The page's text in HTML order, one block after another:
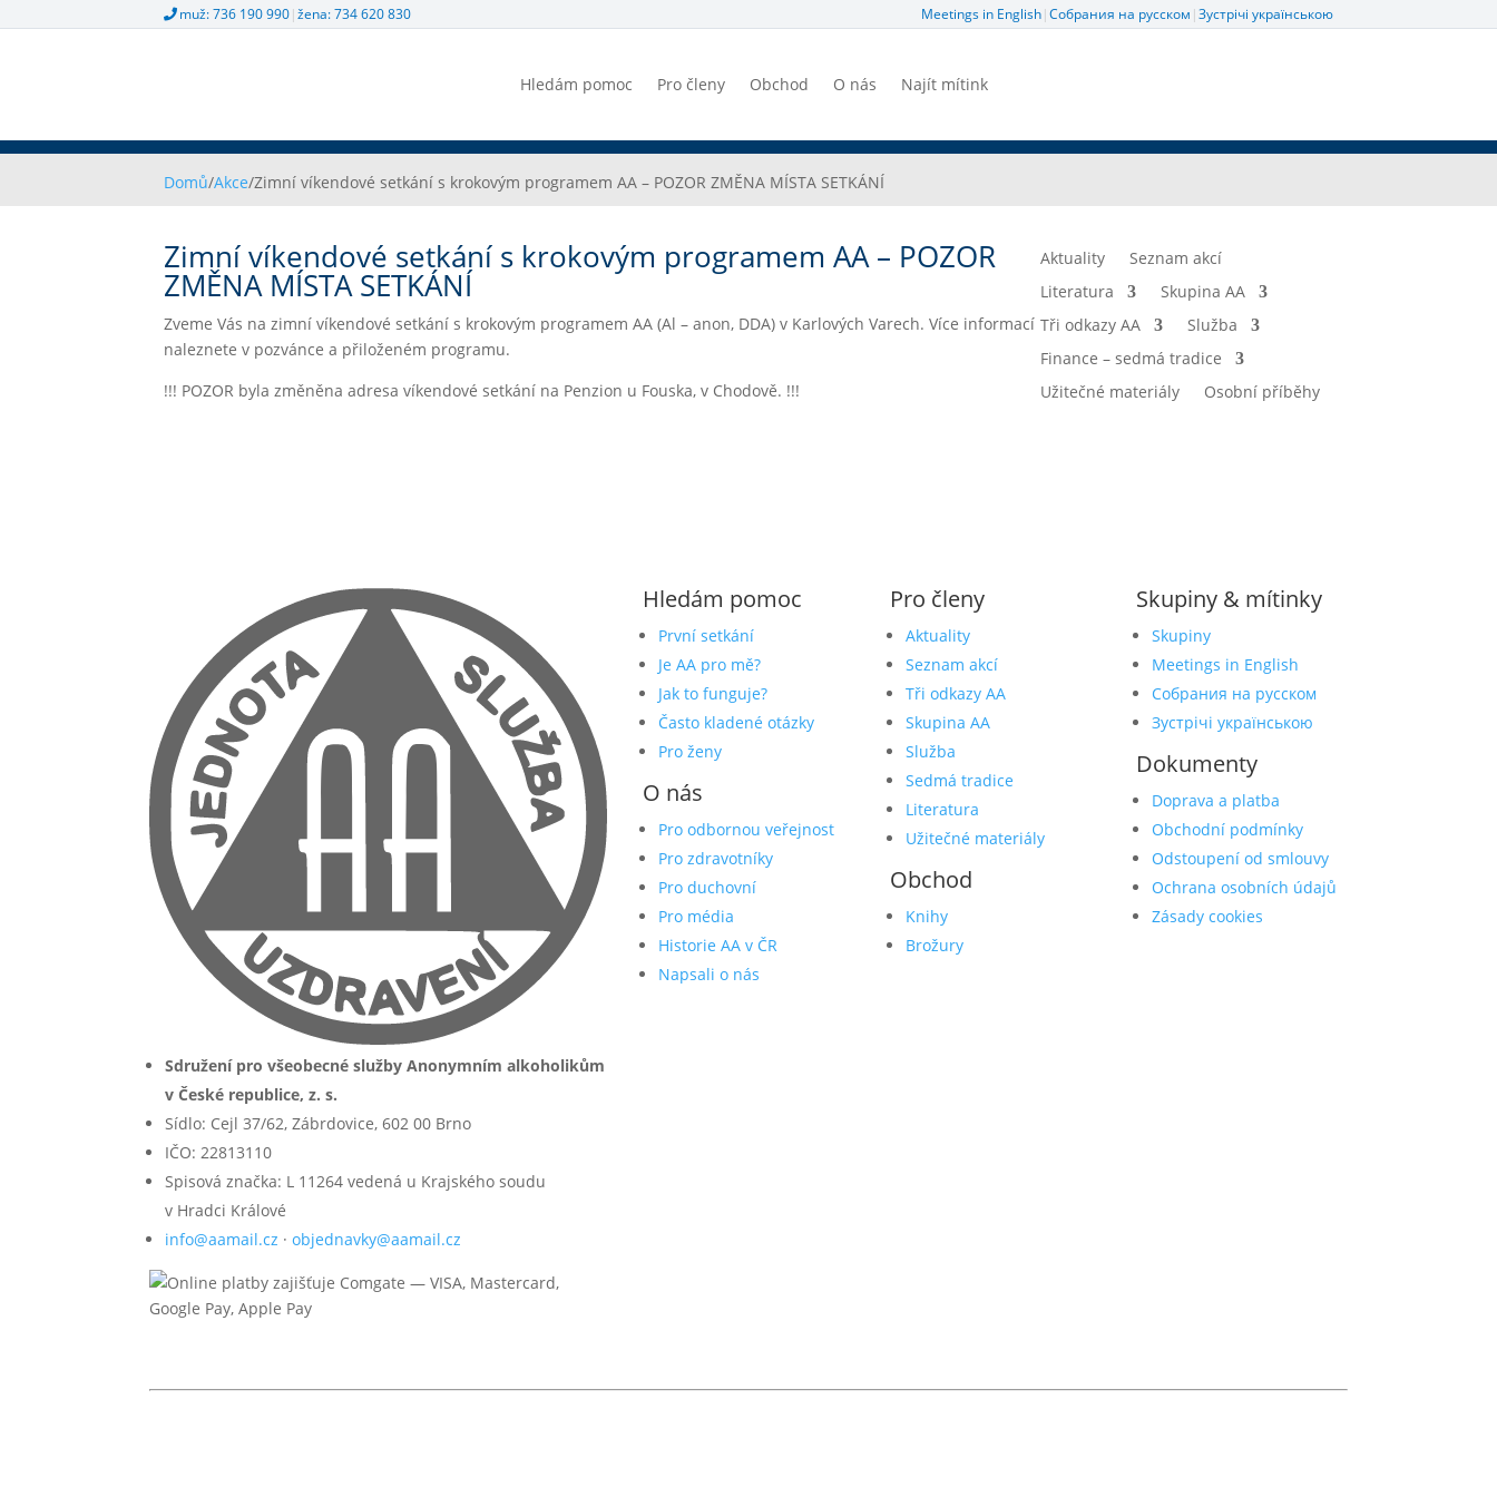
muž: 736 190 990|žena: 734 620 830 Meetings in English|Собрания на русском |Зустрічі українською
Hledám pomoc Pro členy Obchod O nás Najít mítink
Domů/Akce/Zimní víkendové setkání s krokovým programem AA – POZOR ZMĚNA MÍSTA SETKÁNÍ
Zimní víkendové setkání s krokovým programem AA – POZOR
ZMĚNA MÍSTA SETKÁNÍ
Zveme Vás na zimní víkendové setkání s krokovým programem AA (Al – anon, DDA) v Karlových Varech. Více informací
naleznete v pozvánce a přiloženém programu.
!!! POZOR byla změněna adresa víkendové setkání na Penzion u Fouska, v Chodově. !!!
Aktuality
Seznam akcí
Literatura
Skupina AA
Tři odkazy AA
Služba
Finance – sedmá tradice
Užitečné materiály
Osobní příběhy
Sdružení pro všeobecné služby Anonymním alkoholikům
v České republice, z. s.
Sídlo: Cejl 37/62, Zábrdovice, 602 00 Brno
IČO: 22813110
Spisová značka: L 11264 vedená u Krajského soudu
v Hradci Králové
info@aamail.cz ·objednavky@aamail.cz
Hledám pomoc
První setkání
Je AA pro mě?
Jak to funguje?
Často kladené otázky
Pro ženy
O nás
Pro odbornou veřejnost
Pro zdravotníky
Pro duchovní
Pro média
Historie AA v ČR
Napsali o nás
Pro členy
Aktuality
Seznam akcí
Tři odkazy AA
Skupina AA
Služba
Sedmá tradice
Literatura
Užitečné materiály
Obchod
Knihy
Brožury
Skupiny & mítinky
Skupiny
Meetings in English
Собрания на русском
Зустрічі українською
Dokumenty
Doprava a platba
Obchodní podmínky
Odstoupení od smlouvy
Ochrana osobních údajů
Zásady cookies